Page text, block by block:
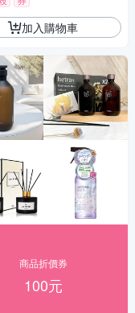
加入購物車
商品折價券
100元